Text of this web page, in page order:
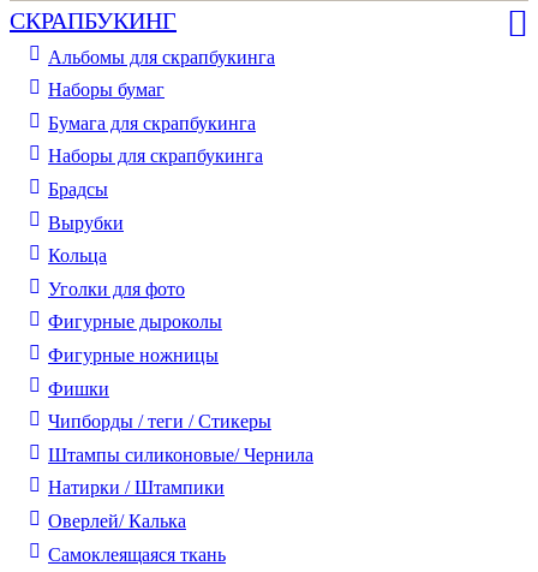
СКРАПБУКИНГ
Альбомы для скрапбукинга
Наборы бумаг
Бумага для скрапбукинга
Наборы для скрапбукинга
Брадсы
Вырубки
Кольца
Уголки для фото
Фигурные дыроколы
Фигурные ножницы
Фишки
Чипборды / теги / Стикеры
Штампы силиконовые/ Чернила
Натирки / Штампики
Оверлей/ Калька
Самоклеящаяся ткань